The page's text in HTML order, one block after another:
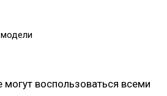
воспользоваться всеми